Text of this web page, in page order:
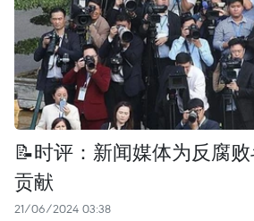
📝时评：新闻媒体为反腐
贡献
21/06/2024 03:38